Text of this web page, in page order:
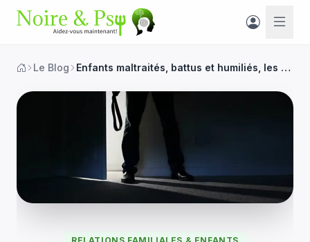
Le Blog Enfants maltraités, battus et humiliés, les conséquences sur leur vie d’adulte